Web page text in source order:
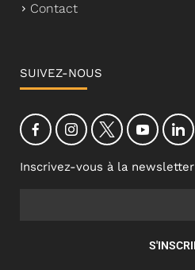
Contact
SUIVEZ-NOUS
Inscrivez-vous à la newsletter